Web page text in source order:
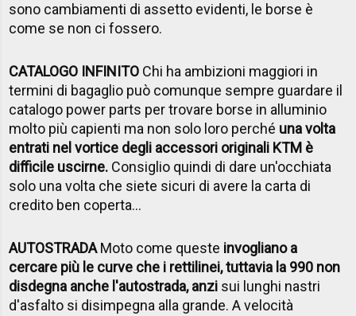
sono cambiamenti di assetto evidenti, le borse è
come se non ci fossero.
CATALOGO INFINITO Chi ha ambizioni maggiori in
termini di bagaglio può comunque sempre guardare il
catalogo power parts per trovare borse in alluminio
molto più capienti ma non solo loro perché una volta
entrati nel vortice degli accessori originali KTM è
difficile uscirne. Consiglio quindi di dare un'occhiata
solo una volta che siete sicuri di avere la carta di
credito ben coperta…
AUTOSTRADAMoto come queste invogliano a
cercare più le curve che i rettilinei, tuttavia la 990 non
disdegna anche l'autostrada, anzi sui lunghi nastri
d'asfalto si disimpegna alla grande. A velocità